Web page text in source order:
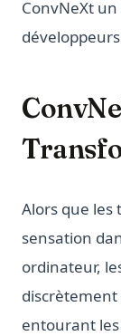
ConvNeXt
Alors que
sensation
ordinateur,
entourant